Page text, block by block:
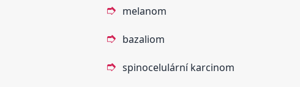
melanom
bazaliom
spinocelulární karcinom